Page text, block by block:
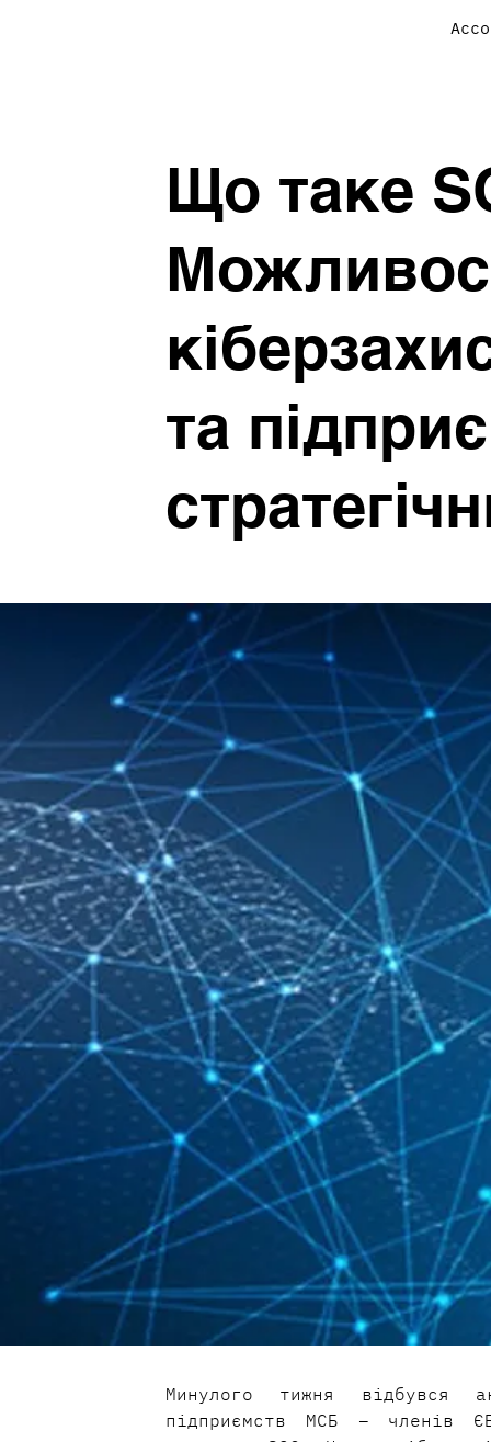
Що таке
та
Минулого тижня відбувся
підприємств МСБ – членів